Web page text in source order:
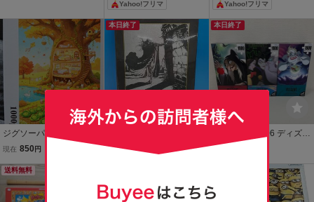
Yahoo!フリマ Yahoo!フリマ
ジグソーパズル 1000ピ
ース 中古(一度完成済)
現在 850 円
本日終了
銀光紙使用 ジグソーパズ
現在 3,600
本日終了
1A272-1851406 ディズニ
ー ヴィランズ ジグソーパ
送料無料